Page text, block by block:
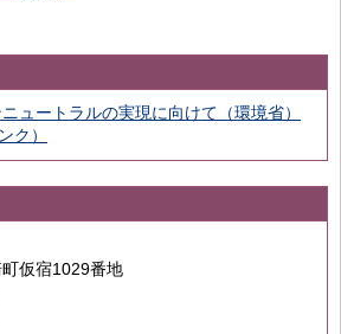
ュートラルの実現に向けて（環境省）
ク）
仮宿1029番地